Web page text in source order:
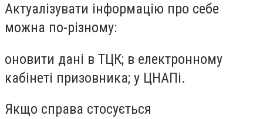
Актуалізувати інформацію про себе
можна по-різному:
оновити дані в ТЦК; в електронному
кабінеті призовника; у ЦНАПі.
Якщо справа стосується